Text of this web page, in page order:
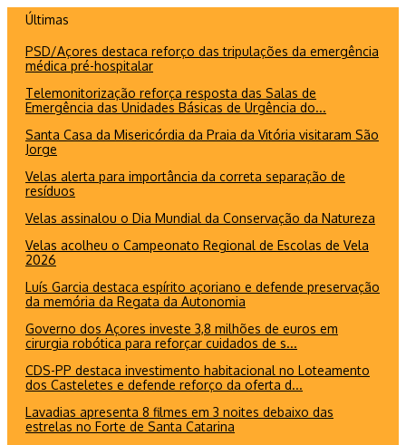
conteúdo
Últimas
PSD/Açores destaca reforço das tripulações da emergência
médica pré-hospitalar
Telemonitorização reforça resposta das Salas de
Emergência das Unidades Básicas de Urgência do...
Santa Casa da Misericórdia da Praia da Vitória visitaram São
Jorge
Velas alerta para importância da correta separação de
resíduos
Velas assinalou o Dia Mundial da Conservação da Natureza
Velas acolheu o Campeonato Regional de Escolas de Vela
2026
Luís Garcia destaca espírito açoriano e defende preservação
da memória da Regata da Autonomia
Governo dos Açores investe 3,8 milhões de euros em
cirurgia robótica para reforçar cuidados de s...
CDS-PP destaca investimento habitacional no Loteamento
dos Casteletes e defende reforço da oferta d...
Lavadias apresenta 8 filmes em 3 noites debaixo das
estrelas no Forte de Santa Catarina